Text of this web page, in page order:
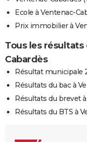
Ecole à Ventenac-
Prix immobilier à
Tous les
Cabardès
Résultat municipale
Résultats du bac à
Résultats du brevet
Résultats du BTS à